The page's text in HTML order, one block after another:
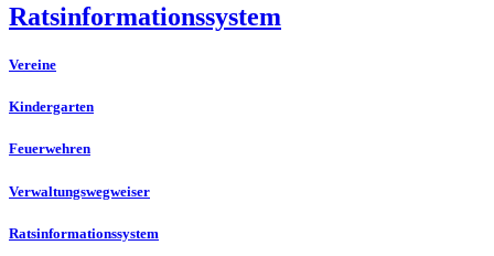
Ratsinformationssystem
Vereine
Kindergarten
Feuerwehren
Verwaltungswegweiser
Ratsinformationssystem